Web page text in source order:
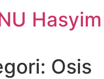
Osis